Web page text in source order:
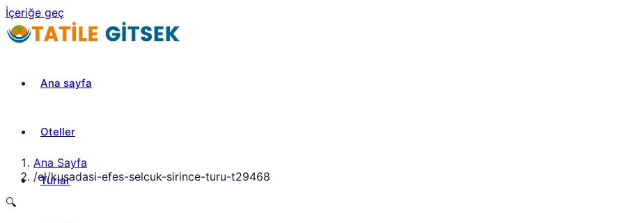
İçeriğe geç
Ana sayfa
Oteller
Turlar
Ana Sayfa
/el/kusadasi-efes-selcuk-sirince-turu-t29468
🔍